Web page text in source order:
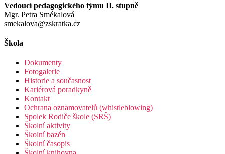
Vedoucí pedagogického týmu II. stupně
Mgr. Petra Smékalová
smekalova@zskratka.cz
Škola
Dokumenty
Fotogalerie
Historie a současnost
Kariérová poradkyně
Kontakt
Ochrana oznamovatelů (whistleblowing)
Spolek Rodiče škole (SRŠ)
Školní aktivity
Školní bazén
Školní časopis